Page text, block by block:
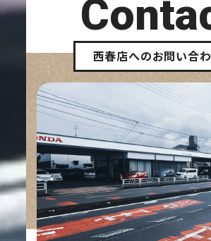
西春店へのお問い合